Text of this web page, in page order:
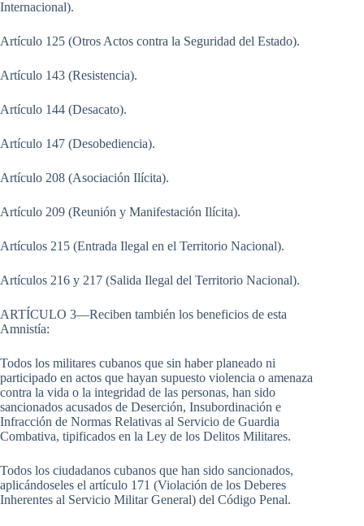
Internacional).
Artículo 125 (Otros Actos contra la Seguridad del Estado).
Artículo 143 (Resistencia).
Artículo 144 (Desacato).
Artículo 147 (Desobediencia).
Artículo 208 (Asociación Ilícita).
Artículo 209 (Reunión y Manifestación Ilícita).
Artículos 215 (Entrada Ilegal en el Territorio Nacional).
Artículos 216 y 217 (Salida Ilegal del Territorio Nacional).
ARTÍCULO 3—Reciben también los beneficios de esta
Amnistía:
Todos los militares cubanos que sin haber planeado ni
participado en actos que hayan supuesto violencia o amenaza
contra la vida o la integridad de las personas, han sido
sancionados acusados de Deserción, Insubordinación e
Infracción de Normas Relativas al Servicio de Guardia
Combativa, tipificados en la Ley de los Delitos Militares.
Todos los ciudadanos cubanos que han sido sancionados,
aplicándoseles el artículo 171 (Violación de los Deberes
Inherentes al Servicio Militar General) del Código Penal.